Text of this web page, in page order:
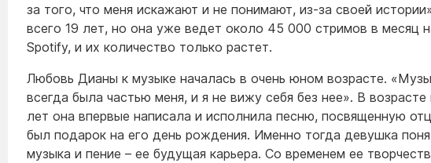
за того, что меня искажают и не понимают, из-за своей
всего 19 лет, но она уже ведет около 45 000 стримов в месяц
Spotify, и их количество только растет.
Любовь Дианы к музыке началась в очень юном возрасте.
всегда была частью меня, и я не вижу себя без нее». В
лет она впервые написала и исполнила песню, посвященную
был подарок на его день рождения. Именно тогда девушка
музыка и пение – ее будущая карьера. Со временем ее